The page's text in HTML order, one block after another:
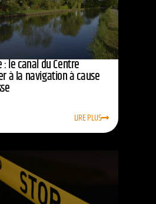
le canal du Centre
à la navigation à cause
LIRE PLUS